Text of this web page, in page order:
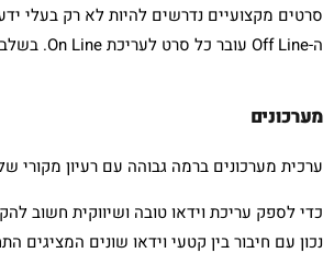
סרטים מקצועיים נדרשים להיות לא רק בעלי
ה-Off Line עובר כל סרט לעריכת On Line. בשלב זה נוספים אפקטים, מבצעים שינויי צבעים, מוסיפים כותרות ועוד.
מערכונים
ערכית מערכונים ברמה גבוהה עם רעיון
נכון עם חיבור בין קטעי וידאו שונים המציגים